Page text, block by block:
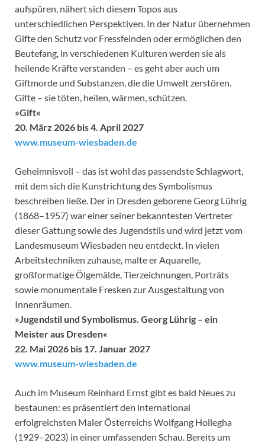
aufspüren, nähert sich diesem Topos aus
unterschiedlichen Perspektiven. In der Natur übernehmen
Gifte den Schutz vor Fressfeinden oder ermöglichen den
Beutefang, in verschiedenen Kulturen werden sie als
heilende Kräfte verstanden – es geht aber auch um
Giftmorde und Substanzen, die die Umwelt zerstören.
Gifte – sie töten, heilen, wärmen, schützen.
»Gift«
20. März 2026 bis 4. April 2027
www.museum-wiesbaden.de
Geheimnisvoll – das ist wohl das passendste Schlagwort,
mit dem sich die Kunstrichtung des Symbolismus
beschreiben ließe. Der in Dresden geborene Georg Lührig
(1868–1957) war einer seiner bekanntesten Vertreter
dieser Gattung sowie des Jugendstils und wird jetzt vom
Landesmuseum Wiesbaden neu entdeckt. In vielen
Arbeitstechniken zuhause, malte er Aquarelle,
großformatige Ölgemälde, Tierzeichnungen, Porträts
sowie monumentale Fresken zur Ausgestaltung von
Innenräumen.
»Jugendstil und Symbolismus. Georg Lührig – ein
Meister aus Dresden«
22. Mai 2026 bis 17. Januar 2027
www.museum-wiesbaden.de
Auch im Museum Reinhard Ernst gibt es bald Neues zu
bestaunen: es präsentiert den international
erfolgreichsten Maler Österreichs Wolfgang Hollegha
(1929–2023) in einer umfassenden Schau. Bereits um